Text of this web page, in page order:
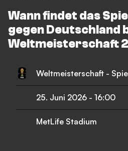
Wann findet das
gegen Deutschland
Weltmeisterschaft
Weltmeisterschaft -
25. Juni 2026 - 16:00
MetLife Stadium